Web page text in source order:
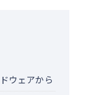
ウェアから